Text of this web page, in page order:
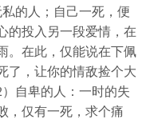
的人；自己一死，便
的投入另一段爱情，在
。在此，仅能说在下佩
了，让你的情敌捡个大
自卑的人：一时的失
，仅有一死，求个痛